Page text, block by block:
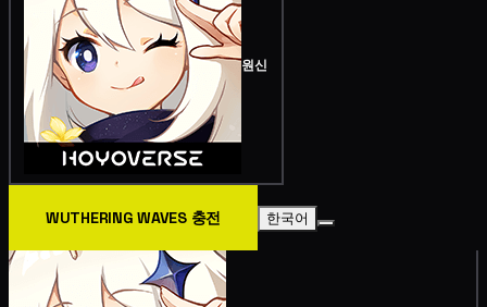
원신
WUTHERING WAVES 충전 한국어